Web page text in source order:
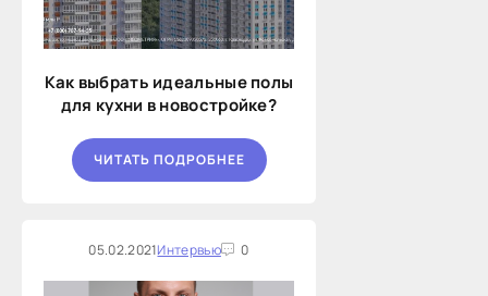
Как выбрать идеальные полы
для кухни в новостройке?
ЧИТАТЬ ПОДРОБНЕЕ
05.02.2021Интервью 0